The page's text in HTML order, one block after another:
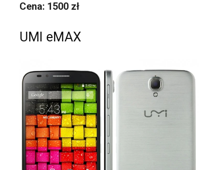
Cena: 1500 zł
UMI eMAX